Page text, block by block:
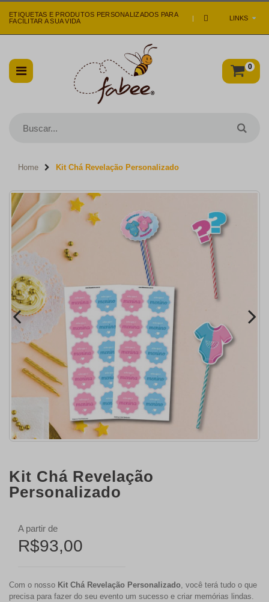
LINKS
ETIQUETAS E PRODUTOS PERSONALIZADOS PARA
FACILITAR A SUA VIDA
|
0
Home Kit Chá Revelação Personalizado
Kit Chá Revelação
Personalizado
A partir de
R$93,00
Com o nosso Kit Chá Revelação Personalizado, você terá tudo o que
precisa para fazer do seu evento um sucesso e criar memórias lindas.